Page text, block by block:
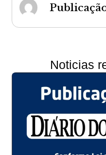
Noticias